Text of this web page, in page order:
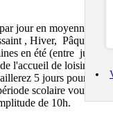
jour en moyenne
, Hiver,  Pâques ( 2
en été (entre  juillet
l'accueil de loisirs
5 jours pour une
scolaire vous ne
de 10h.